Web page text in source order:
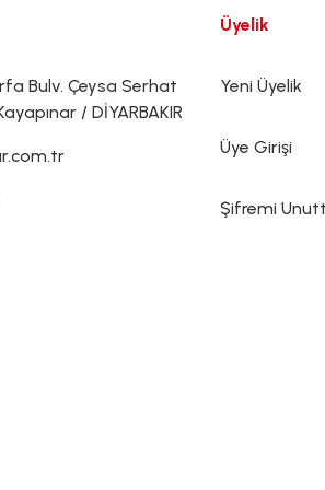
Bulv. Çeysa Serhat
/ DİYARBAKIR
Üyelik
Yeni Üyelik
Üye Girişi
Şifremi